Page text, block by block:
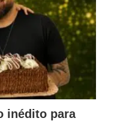
inédito para